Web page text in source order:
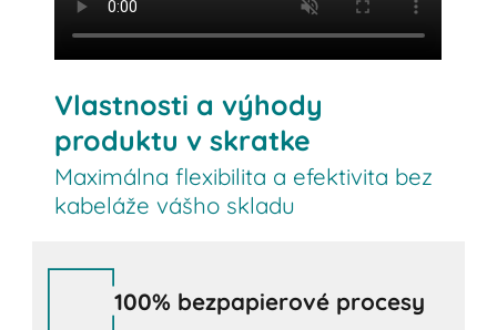
Vlastnosti a výhody
produktu v skratke
Maximálna flexibilita a efektivita bez
kabeláže vášho skladu
100% bezpapierové procesy